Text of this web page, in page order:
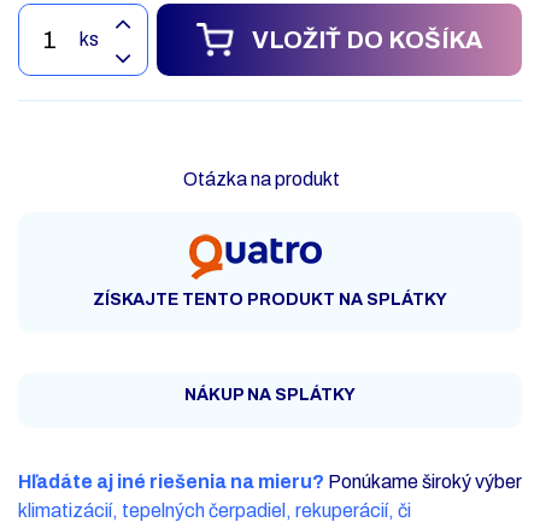
ks VLOŽIŤ DO KOŠÍKA
Otázka na produkt
ZÍSKAJTE TENTO PRODUKT NA SPLÁTKY
NÁKUP NA SPLÁTKY
Hľadáte aj iné riešenia na mieru? Ponúkame široký výber
klimatizácií, tepelných čerpadiel, rekuperácií, či